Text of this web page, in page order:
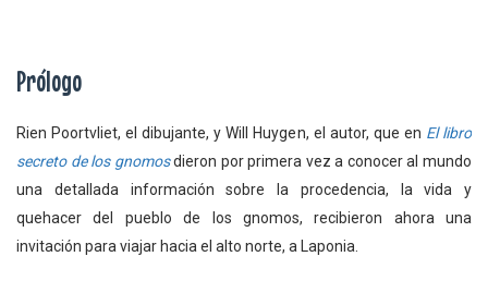
Prólogo
Rien Poortvliet, el dibujante, y Will Huygen, el autor, que en El libro
secreto de los gnomosdieron por primera vez a conocer al mundo
una detallada información sobre la procedencia, la vida y
quehacer del pueblo de los gnomos, recibieron ahora una
invitación para viajar hacia el alto norte, a Laponia.